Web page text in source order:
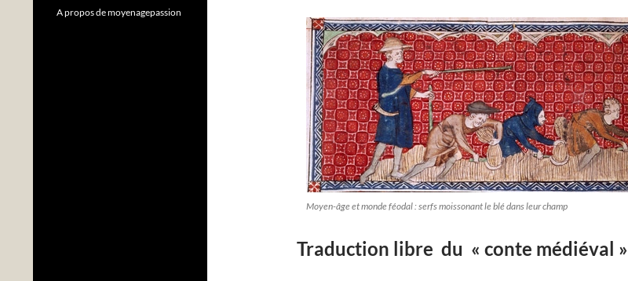
Moyen-âge et monde féodal : serfs moissonant le blé dans leur champ
Traduction libre du « conte médiéval »
A propos de moyenagepassion